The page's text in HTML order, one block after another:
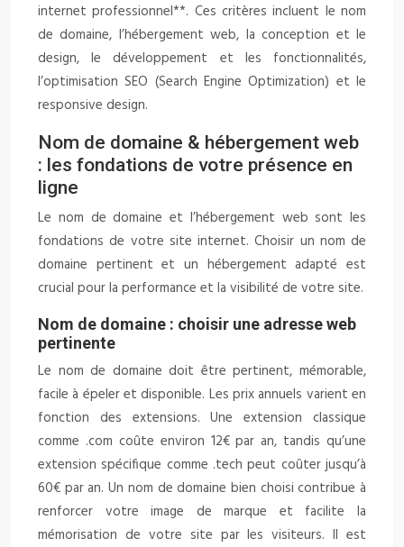
internet professionnel**. Ces critères incluent le nom
de domaine, l’hébergement web, la conception et le
design, le développement et les fonctionnalités,
l’optimisation SEO (Search Engine Optimization) et le
responsive design.
Nom de domaine & hébergement web
: les fondations de votre présence en
ligne
Le nom de domaine et l’hébergement web sont les
fondations de votre site internet. Choisir un nom de
domaine pertinent et un hébergement adapté est
crucial pour la performance et la visibilité de votre site.
Nom de domaine : choisir une adresse web
pertinente
Le nom de domaine doit être pertinent, mémorable,
facile à épeler et disponible. Les prix annuels varient en
fonction des extensions. Une extension classique
comme .com coûte environ 12€ par an, tandis qu’une
extension spécifique comme .tech peut coûter jusqu’à
60€ par an. Un nom de domaine bien choisi contribue à
renforcer votre image de marque et facilite la
mémorisation de votre site par les visiteurs. Il est